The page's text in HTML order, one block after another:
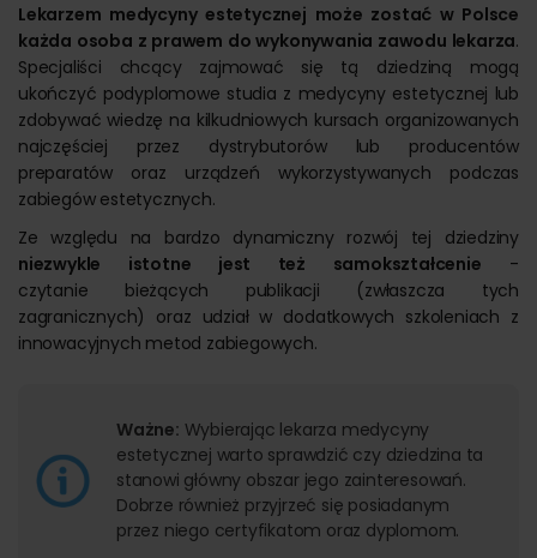
Lekarzem medycyny estetycznej może zostać w Polsce
każda osoba z prawem do wykonywania zawodu lekarza.
Specjaliści chcący zajmować się tą dziedziną mogą
ukończyć podyplomowe studia z medycyny estetycznej lub
zdobywać wiedzę na kilkudniowych kursach organizowanych
najczęściej przez dystrybutorów lub producentów
preparatów oraz urządzeń wykorzystywanych podczas
zabiegów estetycznych.
Ze względu na bardzo dynamiczny rozwój tej dziedziny
niezwykle istotne jest też samokształcenie -
czytanie bieżących publikacji (zwłaszcza tych
zagranicznych) oraz udział w dodatkowych szkoleniach z
innowacyjnych metod zabiegowych.
Ważne: Wybierając lekarza medycyny
estetycznej warto sprawdzić czy dziedzina ta
stanowi główny obszar jego zainteresowań.
Dobrze również przyjrzeć się posiadanym
przez niego certyfikatom oraz dyplomom.